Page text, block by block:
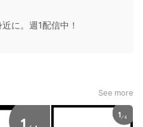
面談（オンライン）
、一緒にお話ししましょう✨
面談を行い、マッチすればイ
っかりサポートします💪
に。週1配信中！
See more